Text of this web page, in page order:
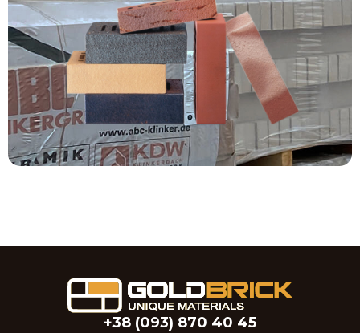
+38 (093) 870 40 45